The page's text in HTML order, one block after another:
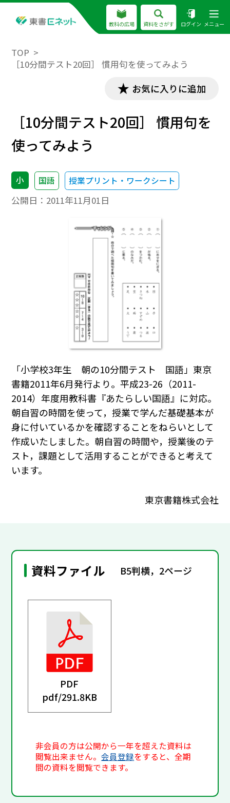
教科の広場 資料をさがす ログイン メニュー
TOP
［10分間テスト20回］ 慣用句を使ってみよう
お気に入りに追加
［10分間テスト20回］ 慣用句を
使ってみよう
小 国語 授業プリント・ワークシート
公開日： 2011年11月01日
「小学校3年生 朝の10分間テスト 国語」東京
書籍2011年6月発行より。平成23-26（2011-
2014）年度用教科書『あたらしい国語』に対応。
朝自習の時間を使って，授業で学んだ基礎基本が
身に付いているかを確認することをねらいとして
作成いたしました。朝自習の時間や，授業後のテ
スト，課題として活用することができると考えて
います。
東京書籍株式会社
資料ファイル B5判横，2ページ
PDF
pdf/291.8KB
非会員の方は公開から一年を超えた資料は
閲覧出来ません。会員登録をすると、全期
間の資料を閲覧できます。